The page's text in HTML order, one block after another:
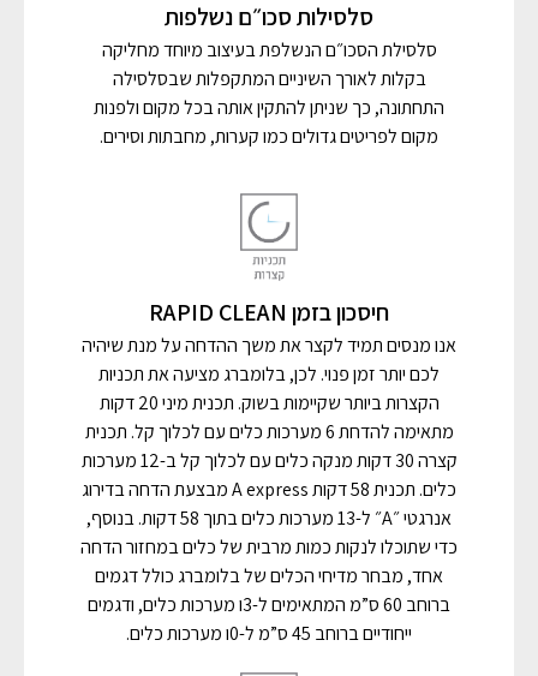
סלסילות סכו״ם נשלפות
סלסילת הסכו״ם הנשלפת בעיצוב מיוחד מחליקה
בקלות לאורך השיניים המתקפלות שבסלסילה
התחתונה, כך שניתן להתקין אותה בכל מקום ולפנות
מקום לפריטים גדולים כמו קערות, מחבתות וסירים.
חיסכון בזמן RAPID CLEAN
אנו מנסים תמיד לקצר את משך ההדחה על מנת שיהיה
לכם יותר זמן פנוי. לכן, בלומברג מציעה את תכניות
הקצרות ביותר שקיימות בשוק. תכנית מיני 20 דקות
מתאימה להדחת 6 מערכות כלים עם לכלוך קל. תכנית
קצרה 30 דקות מנקה כלים עם לכלוך קל ב-12 מערכות
כלים. תכנית 58 דקות A express מבצעת הדחה בדירוג
אנרגטי ״A״ ל-13 מערכות כלים בתוך 58 דקות. בנוסף,
כדי שתוכלו לנקות כמות מרבית של כלים במחזור הדחה
אחד, מבחר מדיחי הכלים של בלומברג כולל דגמים
ברוחב 60 ס”מ המתאימים ל-3ו מערכות כלים, ודגמים
ייחודיים ברוחב 45 ס”מ ל-0ו מערכות כלים.